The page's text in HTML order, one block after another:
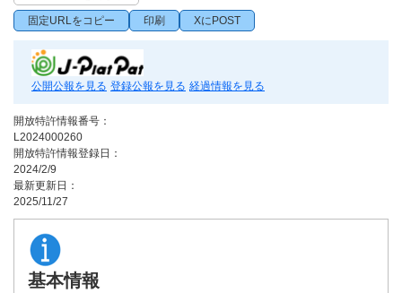
固定URLをコピー 印刷 XにPOST
公開公報を見る 登録公報を見る 経過情報を見る
開放特許情報番号：
L2024000260
開放特許情報登録日：
2024/2/9
最新更新日：
2025/11/27
基本情報